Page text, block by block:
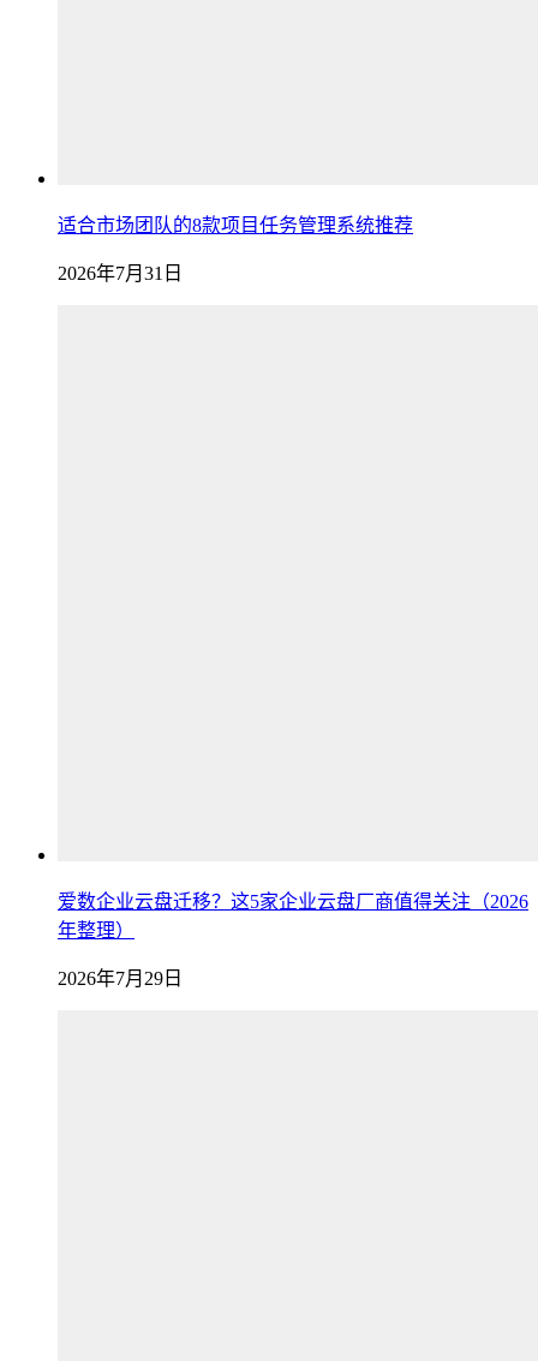
适合市场团队的8款项目任务管理系统推荐
2026年7月31日
爱数企业云盘迁移？这5家企业云盘厂商值得关注（2026
年整理）
2026年7月29日